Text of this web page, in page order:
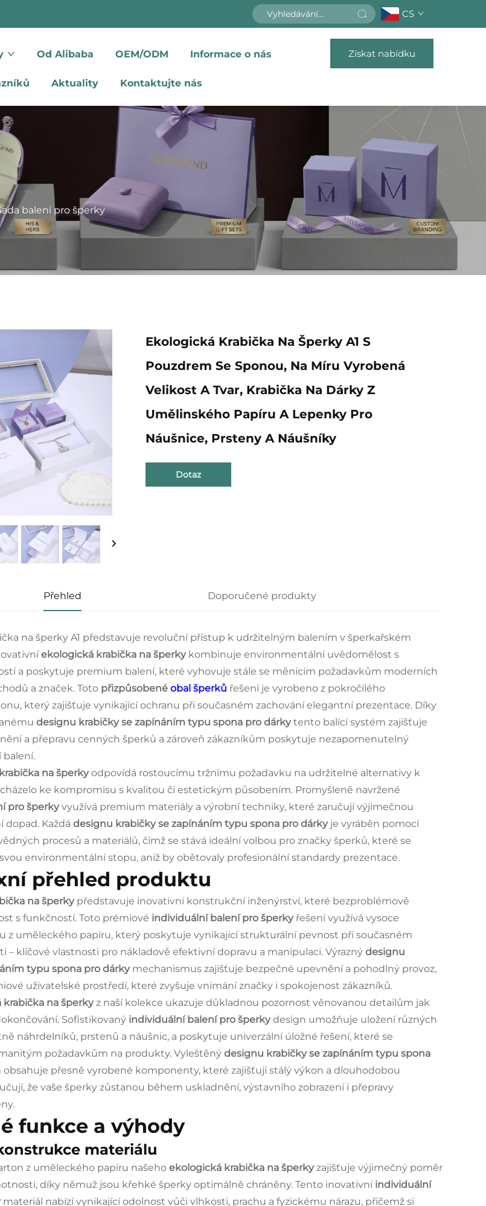
CS
Od Alibaba OEM/ODM Informace o nás
Aktuality Kontaktujte nás
Získat nabídku
balení pro šperky
Ekologická Krabička Na Šperky A1 S
Pouzdrem Se Sponou, Na Míru Vyrobená
Velikost A Tvar, Krabička Na Dárky Z
Umělinského Papíru A Lepenky Pro
Náušnice, Prsteny A Náušníky
Dotaz
Přehled Doporučené produkty
na šperky A1 představuje revoluční přístup k udržitelným balením v šperkařském
ekologická krabička na šperky kombinuje environmentální uvědomělost s
a poskytuje premium balení, které vyhovuje stále se měnícím požadavkům moderních
a značek. Toto přizpůsobené obal šperků řešení je vyrobeno z pokročilého
který zajišťuje vynikající ochranu při současném zachování elegantní prezentace. Díky
designu krabičky se zapínáním typu spona pro dárkytento balící systém zajišťuje
a přepravu cenných šperků a zároveň zákazníkům poskytuje nezapomenutelný
balení.
na šperkyodpovídá rostoucímu tržnímu požadavku na udržitelné alternativy k
ke kompromisu s kvalitou či estetickým působením. Promyšleně navržené
pro šperkyvyužívá premium materiály a výrobní techniky, které zaručují výjimečnou
dopad. Každá designu krabičky se zapínáním typu spona pro dárky je vyráběn pomocí
procesů a materiálů, čímž se stává ideální volbou pro značky šperků, které se
environmentální stopu, aniž by obětovaly profesionální standardy prezentace.
přehled produktu
na šperky představuje inovativní konstrukční inženýrství, které bezproblémově
s funkčností. Toto prémiové individuální balení pro šperky řešení využívá vysoce
z uměleckého papíru, který poskytuje vynikající strukturální pevnost při současném
– klíčové vlastnosti pro nákladově efektivní dopravu a manipulaci. Výrazný designu
typu spona pro dárky mechanismus zajišťuje bezpečné upevnění a pohodlný provoz,
uživatelské prostředí, které zvyšuje vnímání značky i spokojenost zákazníků.
krabička na šperky z naší kolekce ukazuje důkladnou pozornost věnovanou detailům jak
Sofistikovaný individuální balení pro šperkydesign umožňuje uložení různých
náhrdelníků, prstenů a náušnic, a poskytuje univerzální úložné řešení, které se
požadavkům na produkty. Vyleštěný designu krabičky se zapínáním typu spona
obsahuje přesně vyrobené komponenty, které zajišťují stálý výkon a dlouhodobou
že vaše šperky zůstanou během uskladnění, výstavního zobrazení i přepravy
funkce a výhody
materiálu
z uměleckého papíru našeho ekologická krabička na šperky zajišťuje výjimečný poměr
díky němuž jsou křehké šperky optimálně chráněny. Tento inovativní individuální
materiál nabízí vynikající odolnost vůči vlhkosti, prachu a fyzickému nárazu, přičemž si